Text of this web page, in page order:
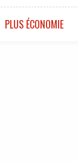
PLUS ÉCONOMIE